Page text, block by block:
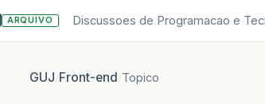
ARQUIVO Discussoes de Programacao e
GUJ/Front-end/Topico